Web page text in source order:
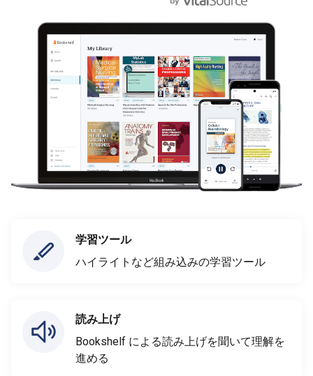
学習ツール
ハイライトなど組み込みの学習ツール
読み上げ
Bookshelf による読み上げを聞いて理解を
進める